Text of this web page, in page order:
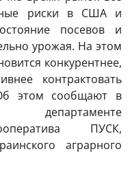
риски в США и
посевов и
урожая. На этом
конкурентнее,
контрактовать
этом сообщают в
ПУСК,
аграрного